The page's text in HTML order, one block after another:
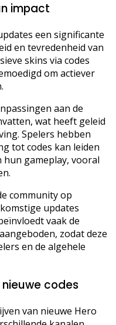
impact
een significante
en tevredenheid van
skins via codes
om actiever
aan de
wat heeft geleid
Spelers hebben
tot codes kan leiden
gameplay, vooral
community op
updates
vaak de
zodat deze
en de algehele
codes
van nieuwe Hero